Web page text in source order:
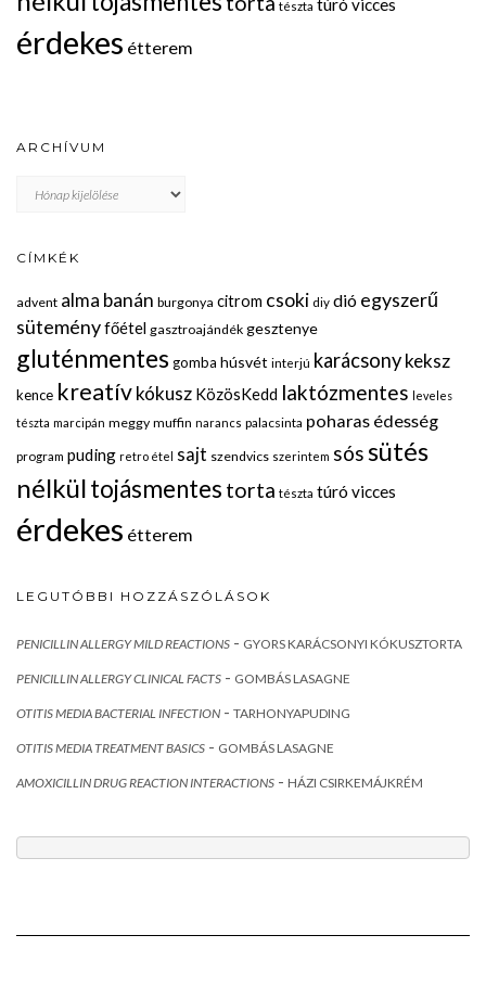
tészta vicces
érdekes étterem
ARCHÍVUM
Archívum
CÍMKÉK
advent alma banán burgonya citrom csoki diy dió egyszerű
süteményfőétel gasztroajándék gesztenye
gluténmentes gomba húsvét interjú karácsonykeksz
kence kreatívkókusz KözösKedd laktózmentes leveles
tészta marcipán meggy muffin narancs palacsinta poharas édesség
program puding retro étel sajt szendvics szerintem sóssütés
nélkültojásmentes torta tészta túró vicces
érdekes étterem
LEGUTÓBBI HOZZÁSZÓLÁSOK
PENICILLIN ALLERGY MILD REACTIONS - GYORS KARÁCSONYI KÓKUSZTORTA
PENICILLIN ALLERGY CLINICAL FACTS - GOMBÁS LASAGNE
OTITIS MEDIA BACTERIAL INFECTION - TARHONYAPUDING
OTITIS MEDIA TREATMENT BASICS - GOMBÁS LASAGNE
AMOXICILLIN DRUG REACTION INTERACTIONS - HÁZI CSIRKEMÁJKRÉM